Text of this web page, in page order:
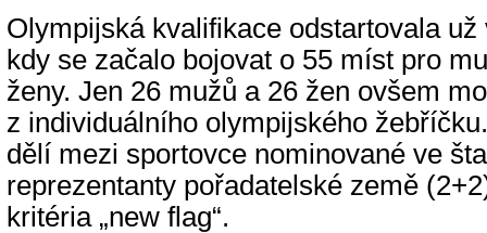
Olympijská kvalifikace odstartovala už
kdy se začalo bojovat o 55 míst pro
ženy. Jen 26 mužů a 26 žen ovšem
z individuálního olympijského
dělí mezi sportovce nominované ve
reprezentanty pořadatelské země
kritéria „new flag“.